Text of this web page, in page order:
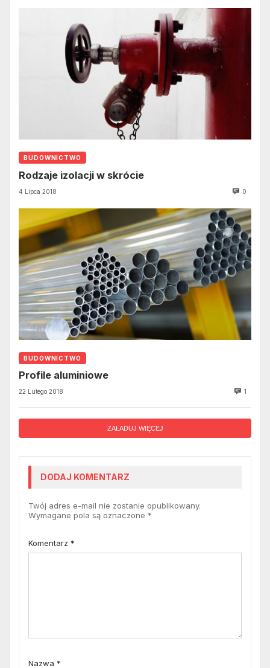
BUDOWNICTWO
Rodzaje izolacji w skrócie
4 Lipca 2018 0
BUDOWNICTWO
Profile aluminiowe
22 Lutego 2018 1
ZAŁADUJ WIĘCEJ
DODAJ KOMENTARZ
Twój adres e-mail nie zostanie opublikowany.
Wymagane pola są oznaczone *
Komentarz *
Nazwa *